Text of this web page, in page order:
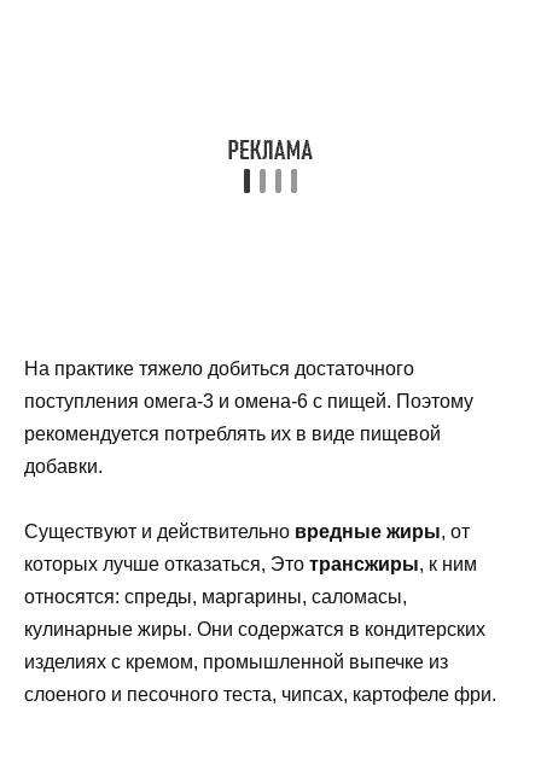
На практике тяжело добиться достаточного
поступления омега-3 и омена-6 с пищей. Поэтому
рекомендуется потреблять их в виде пищевой
добавки.
Существуют и действительно вредные жиры, от
которых лучше отказаться, Это трансжиры, к ним
относятся: спреды, маргарины, саломасы,
кулинарные жиры. Они содержатся в кондитерских
изделиях с кремом, промышленной выпечке из
слоеного и песочного теста, чипсах, картофеле фри.